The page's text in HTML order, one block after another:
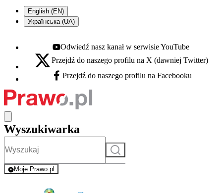
English (EN)
Українська (UA)
Youtube - otwiera się w nowej karcie
Odwiedź nasz kanał w serwisie YouTube
X - otwiera się w nowej karcie
Przejdź do naszego profilu na X (dawniej Twitter)
Facebook - otwiera się w nowej karcie
Przejdź do naszego profilu na Facebooku
Wyszukiwarka
Szukaj
Moje Prawo.pl
- rejestracja i logowanie do serwisu